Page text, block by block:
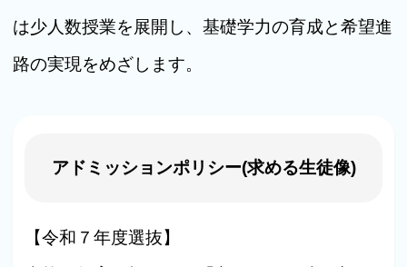
は少人数授業を展開し、基礎学力の育成と希望進
路の実現をめざします。
アドミッションポリシー(求める生徒像)
【令和７年度選抜】